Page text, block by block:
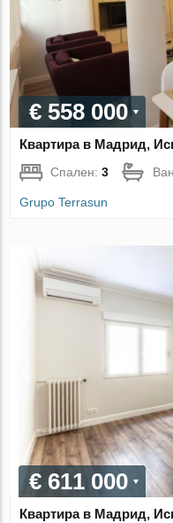
€ 558 000
Квартира в Мадрид,
Спален:3
Grupo Terrasun
€ 611 000
Квартира в Мадрид,